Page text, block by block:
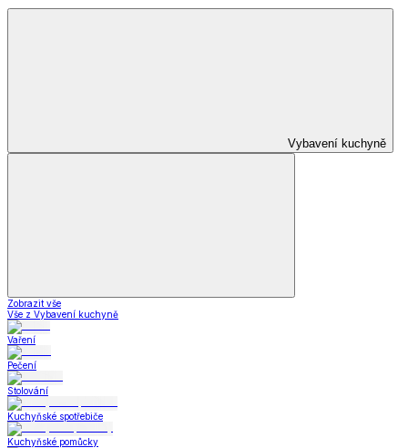
Vybavení kuchyně
Zobrazit vše
Vše z Vybavení kuchyně
Vaření
Pečení
Stolování
Kuchyňské spotřebiče
Kuchyňské pomůcky